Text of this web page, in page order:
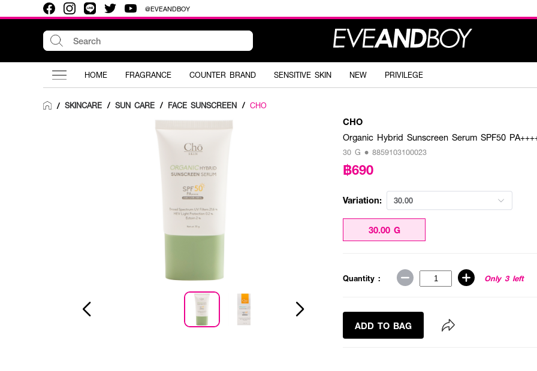
@EVEANDBOY
HOME FRAGRANCE COUNTER BRAND SENSITIVE SKIN NEW PRIVILEGE
/ SKINCARE / SUN CARE / FACE SUNSCREEN / CHO
CHO
Organic Hybrid Sunscreen Serum SPF50
30 G • 8859103100023
฿690
Variation: 30.00
30.00 G
Quantity : Only 3 left
ADD TO BAG